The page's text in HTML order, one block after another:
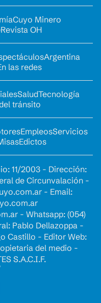
Cuyo Minero
Revista OH
Argentina
las redes
SaludTecnología
tránsito
EmpleosServicios
Edictos
11/2003 - Dirección:
de Circunvalación -
- Email:
- Whatsapp: (054)
Pablo Dellazoppa -
Castillo - Editor Web:
del medio -
S.A.C.I.F.